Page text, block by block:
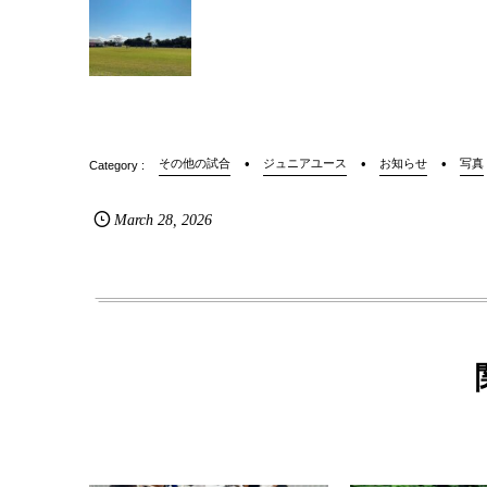
その他の試合 ジュニアユース お知らせ 写真
March 28 ,2026